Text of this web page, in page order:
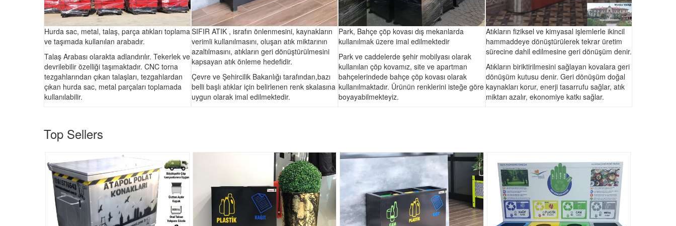
Hurda sac, metal, talaş, parça atıkları toplama
ve taşımada kullanılan arabadır.
Talaş Arabası olarakta adlandırılır. Tekerlek ve
devrilebilir özelliği taşımaktadır. CNC torna
tezgahlarından çıkan talaşları, tezgahlardan
çıkan hurda sac, metal parçaları toplamada
kullanılabilir.
SIFIR ATIK , israfın önlenmesini, kaynakların
verimli kullanılmasını, oluşan atık miktarının
azaltılmasını, atıkların geri dönüştürülmesini
kapsayan atık önleme hedefidir.
Çevre ve Şehircilik Bakanlığı tarafından,bazı
belli başlı atıklar için belirlenen renk skalasına
uygun olarak imal edilmektedir.
Park, Bahçe çöp kovası dış mekanlarda
kullanılmak üzere imal edilmektedir
Park ve caddelerde şehir mobilyası olarak
kullanılan çöp kovamız, site ve apartman
bahçelerindede bahçe çöp kovası olarak
kullanılmaktadır. Ürünün renklerini isteğe göre
boyayabilmekteyiz.
Atıkların fiziksel ve kimyasal işlemlerle ikincil
hammaddeye dönüştürülerek tekrar üretim
sürecine dahil edilmesine geri dönüşüm denir.
Atıkların biriktirilmesini sağlayan kovalara geri
dönüşüm kutusu denir. Geri dönüşüm doğal
kaynakları korur, enerji tasarrufu sağlar, atık
miktarı azalır, ekonomiye katkı sağlar.
Top Sellers